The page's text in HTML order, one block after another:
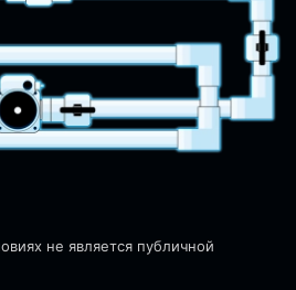
не является публичной